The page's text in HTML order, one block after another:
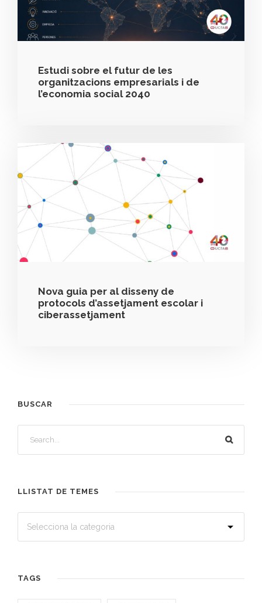
Estudi sobre el futur de les
organitzacions empresarials i de
l’economia social 2040
Nova guia per al disseny de
protocols d’assetjament escolar i
ciberassetjament
BUSCAR
LLISTAT DE TEMES
TAGS